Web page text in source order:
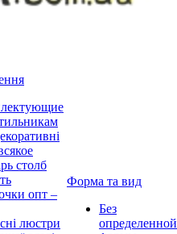
столб
опт –
люстри
Форма та вид
Без
определенной